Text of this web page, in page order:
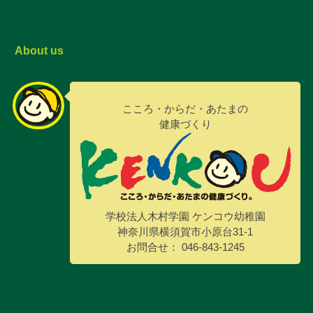
About us
こころ・からだ・あたまの
健康づくり
学校法人木村学園 ケンコウ幼稚園
神奈川県横須賀市小原台31-1
お問合せ： 046-843-1245